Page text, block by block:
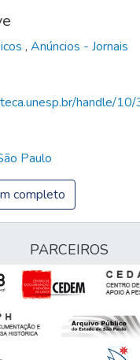
, Anúncios - Jornais
handle/
Paulo
completo
PARCEIROS